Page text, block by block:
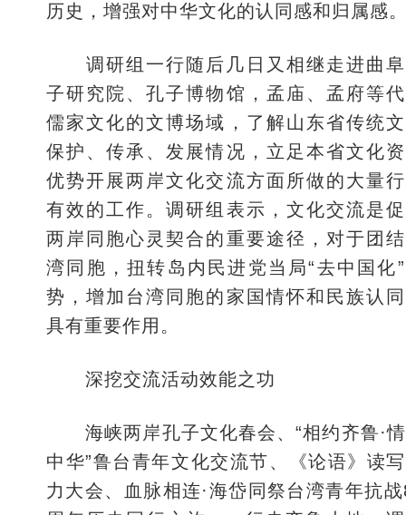
历史，增强对中华文化的认同感和归属感
调研组一行随后几日又相继走进曲
子研究院、孔子博物馆，孟庙、孟府等
儒家文化的文博场域，了解山东省传统
保护、传承、发展情况，立足本省文化
优势开展两岸文化交流方面所做的大量
有效的工作。调研组表示，文化交流是
两岸同胞心灵契合的重要途径，对于团
湾同胞，扭转岛内民进党当局“去中国化
势，增加台湾同胞的家国情怀和民族认
具有重要作用。
深挖交流活动效能之功
海峡两岸孔子文化春会、“相约齐鲁·
中华”鲁台青年文化交流节、《论语》读
力大会、血脉相连·海岱同祭台湾青年抗